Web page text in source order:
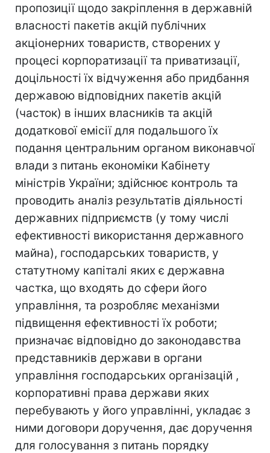
пропозиції щодо закріплення в державній
власності пакетів акцій публічних
акціонерних товариств, створених у
процесі корпоратизації та приватизації,
доцільності їх відчуження або придбання
державою відповідних пакетів акцій
(часток) в інших власників та акцій
додаткової емісії для подальшого їх
подання центральним органом виконавчої
влади з питань економіки Кабінету
міністрів України; здійснює контроль та
проводить аналіз результатів діяльності
державних підприємств (у тому числі
ефективності використання державного
майна), господарських товариств, у
статутному капіталі яких є державна
частка, що входять до сфери його
управління, та розробляє механізми
підвищення ефективності їх роботи;
призначає відповідно до законодавства
представників держави в органи
управління господарських організацій ,
корпоративні права держави яких
перебувають у його управлінні, укладає з
ними договори доручення, дає доручення
для голосування з питань порядку